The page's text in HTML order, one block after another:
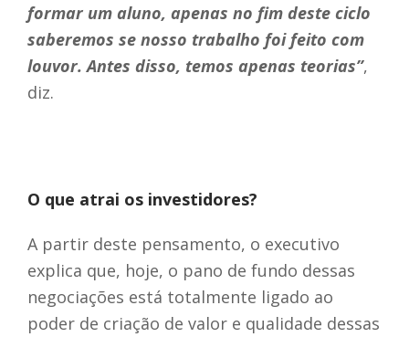
formar um aluno, apenas no fim deste ciclo
saberemos se nosso trabalho foi feito com
louvor. Antes disso, temos apenas teorias”,
diz.
O que atrai os investidores?
A partir deste pensamento, o executivo
explica que, hoje, o pano de fundo dessas
negociações está totalmente ligado ao
poder de criação de valor e qualidade dessas